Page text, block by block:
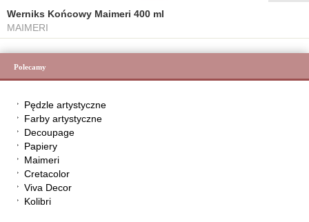
Werniks Końcowy Maimeri 400 ml
MAIMERI
Polecamy
Pędzle artystyczne
Farby artystyczne
Decoupage
Papiery
Maimeri
Cretacolor
Viva Decor
Kolibri